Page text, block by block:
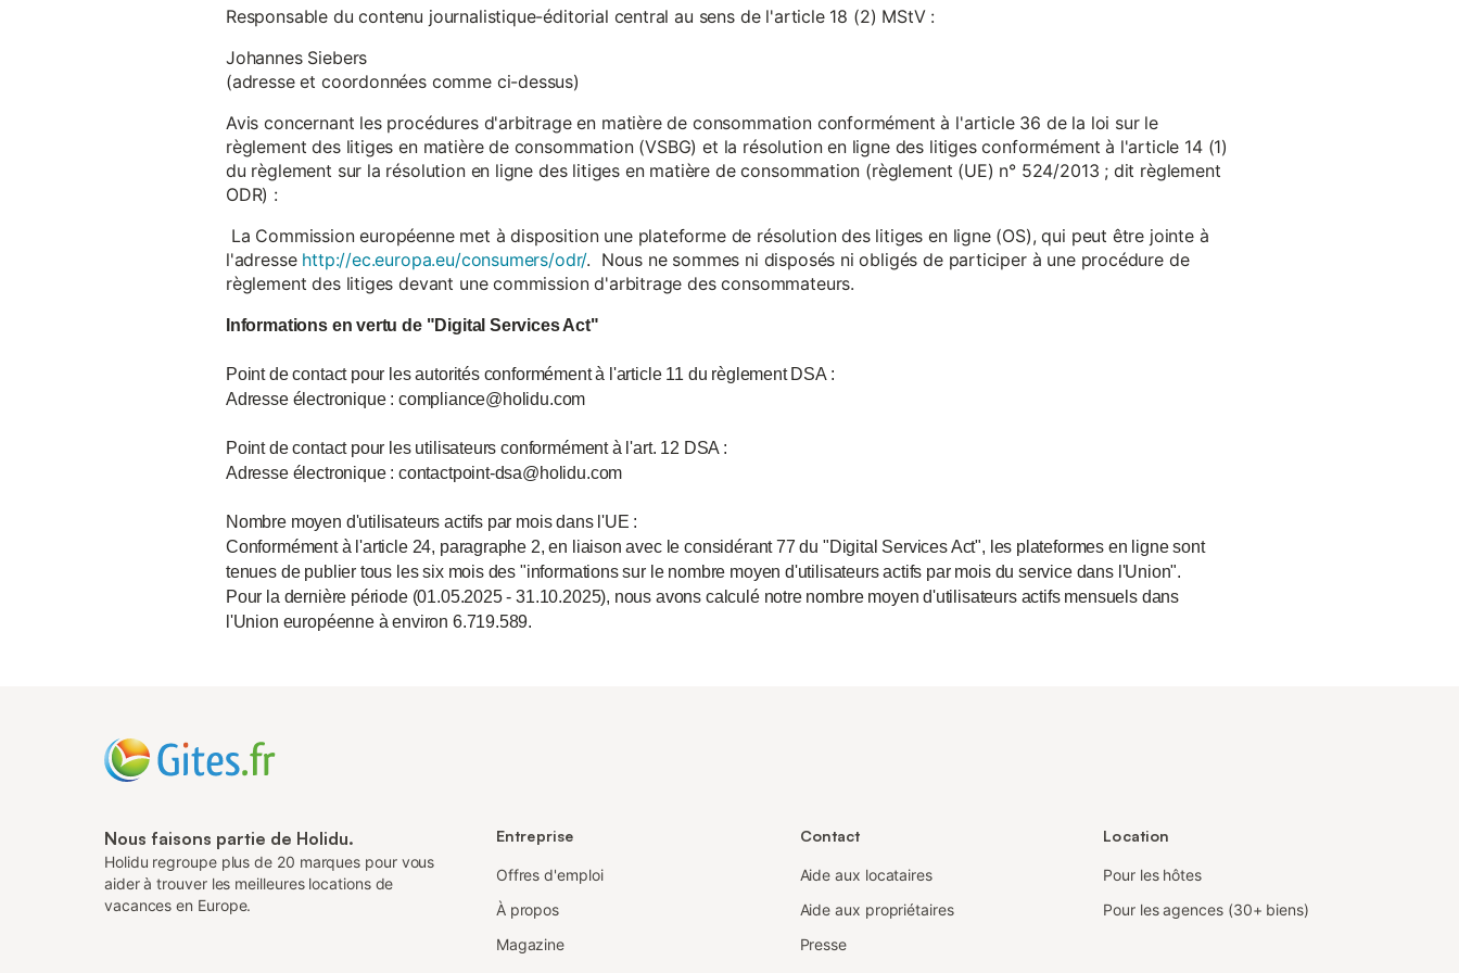
Responsable du contenu journalistique-éditorial central au sens de l'article 18 (2) MStV :
Johannes Siebers
(adresse et coordonnées comme ci-dessus)
Avis concernant les procédures d'arbitrage en matière de consommation conformément à l'article 36 de la loi sur le
règlement des litiges en matière de consommation (VSBG) et la résolution en ligne des litiges conformément à l'article 14 (1)
du règlement sur la résolution en ligne des litiges en matière de consommation (règlement (UE) n° 524/2013 ; dit règlement
ODR) :
La Commission européenne met à disposition une plateforme de résolution des litiges en ligne (OS), qui peut être jointe à
l'adresse http://ec.europa.eu/consumers/odr/. Nous ne sommes ni disposés ni obligés de participer à une procédure de
règlement des litiges devant une commission d'arbitrage des consommateurs.
Informations en vertu de "Digital Services Act"
Point de contact pour les autorités conformément à l'article 11 du règlement DSA :
Adresse électronique : compliance@holidu.com
Point de contact pour les utilisateurs conformément à l'art. 12 DSA :
Adresse électronique : contactpoint-dsa@holidu.com
Nombre moyen d'utilisateurs actifs par mois dans l'UE :
Conformément à l'article 24, paragraphe 2, en liaison avec le considérant 77 du "Digital Services Act", les plateformes en ligne sont
tenues de publier tous les six mois des "informations sur le nombre moyen d'utilisateurs actifs par mois du service dans l'Union".
Pour la dernière période (01.05.2025 - 31.10.2025), nous avons calculé notre nombre moyen d'utilisateurs actifs mensuels dans
l'Union européenne à environ 6.719.589.
Nous faisons partie de Holidu.
Holidu regroupe plus de 20 marques pour vous
aider à trouver les meilleures locations de
vacances en Europe.
Entreprise
Offres d'emploi
À propos
Magazine
Contact
Aide aux locataires
Aide aux propriétaires
Presse
Location
Pour les hôtes
Pour les agences (30+ biens)